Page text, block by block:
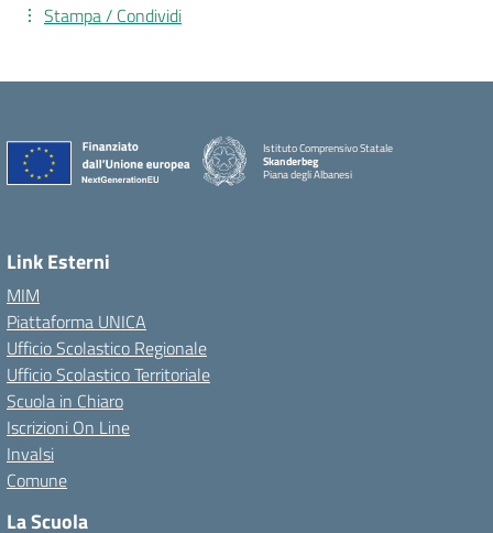
Stampa / Condividi
Istituto Comprensivo Statale
Skanderbeg
Piana degli Albanesi
Link Esterni
MIM
Piattaforma UNICA
Ufficio Scolastico Regionale
Ufficio Scolastico Territoriale
Scuola in Chiaro
Iscrizioni On Line
Invalsi
Comune
La Scuola